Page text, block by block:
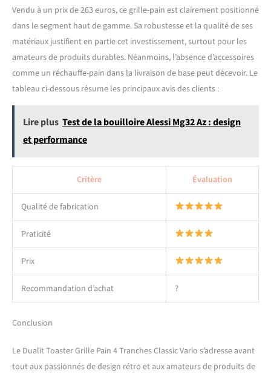
maintiennent le grille pain
en inox en place, pour éviter
de salir et pour plus de
sécurité. UNE MARQUE
FIABLE : Depuis notre
création en 1945, nous
continuons de proposer des
produits innovants et de
vie avec style. Notre grille
incontournable de la
cuisine.
Vendu à un prix de 263 euros, ce grille-pain est clairement positionné
dans le segment haut de gamme. Sa robustesse et la qualité de ses
matériaux justifient en partie cet investissement, surtout pour les
amateurs de produits durables. Néanmoins, l’absence d’accessoires
comme un réchauffe-pain dans la livraison de base peut décevoir. Le
tableau ci-dessous résume les principaux avis des clients :
Lire plus Test de la bouilloire Alessi Mg32 Az : design
et performance
Critère Évaluation
Qualité de fabrication
Praticité
Prix
Recommandation d’achat ?
Conclusion
Le Dualit Toaster Grille Pain 4 Tranches Classic Vario s’adresse avant
tout aux passionnés de design rétro et aux amateurs de produits de